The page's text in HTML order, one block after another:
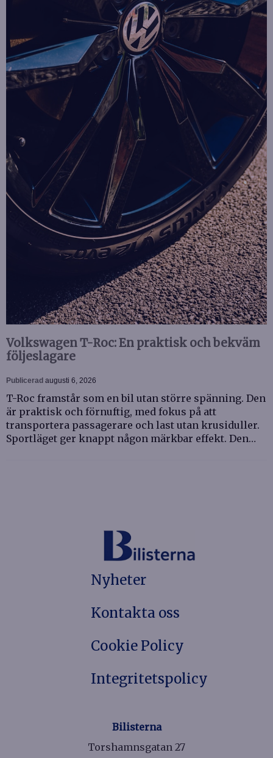
Volkswagen T-Roc: En praktisk och bekväm
följeslagare
Publicerad augusti 6, 2026
T-Roc framstår som en bil utan större spänning. Den
är praktisk och förnuftig, med fokus på att
transportera passagerare och last utan krusiduller.
Sportläget ger knappt någon märkbar effekt. Den…
Nyheter
Kontakta oss
Cookie Policy
Integritetspolicy
Bilisterna
Torshamnsgatan 27